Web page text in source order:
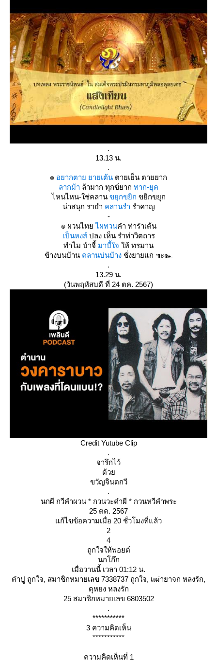
.
13.13 น.
.
๏ อยากตาย ยายเต้น ตายเย็น ตายยาก
ลากม้า ล้ามาก ทุกข์ยาก ทาก-ยุค
ไหนไหน-ใช่คลาน ขยุกขยิก ขยิกขยุก
น่าสนุก รายำ คลานรำ รำคาญ
-
๏ ผวนไทไผทวนคำ ท่ารำเต้น
เป็นหงส์ปลง เห็น รำท่าวิตถาร
ทำไม บ้าจี้ มาบี้ใจ ห้ ทรมาน
ข้างบนบ้าน คลานบ่นบ้าง ชั่งยายแก ๚ะ๛
.
13.29 น.
(วันพฤหัสบดี ที่ 24 ตค. 2567)
Credit Yutube Clip
.
จารึกไว้
ด้ว
ขวัญจินตกวี
.
นกผี กวีคำผวน * กวนวะคำผี * กวนหวีคำพระ
25 ตค. 2567
ก้ไขข้อความเมื่อ 20 ชั่วโมงที่แล้ว
2
4
ถูกใจให้พอยต์
นกโก๊ก
เมื่อวานนี้ เวลา 01:12 น.
ตำปู ถูกใจ, สมาชิกหมายเลข 7338737 ถูกใจ, เฒ่ายาจก หลงรัก,
ดุหยง หลงรัก
25 สมาชิกหมายเลข 6803502
.
***********
3 ความคิดเห็น
***********
ความคิดเห็นที่ 1